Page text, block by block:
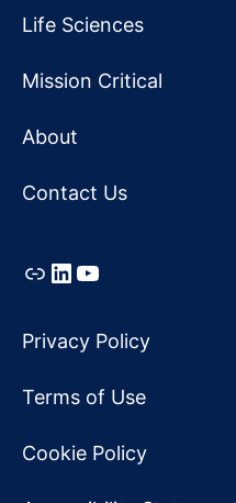
Life Sciences
Mission Critical
About
Contact Us
LinkLinkedIn
YouTube
Privacy Policy
Terms of Use
Cookie Policy